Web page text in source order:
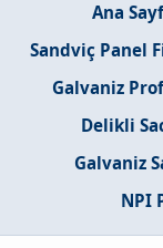
Ana
Sandviç Panel
Galvaniz
Delikli
Galvaniz
NPI